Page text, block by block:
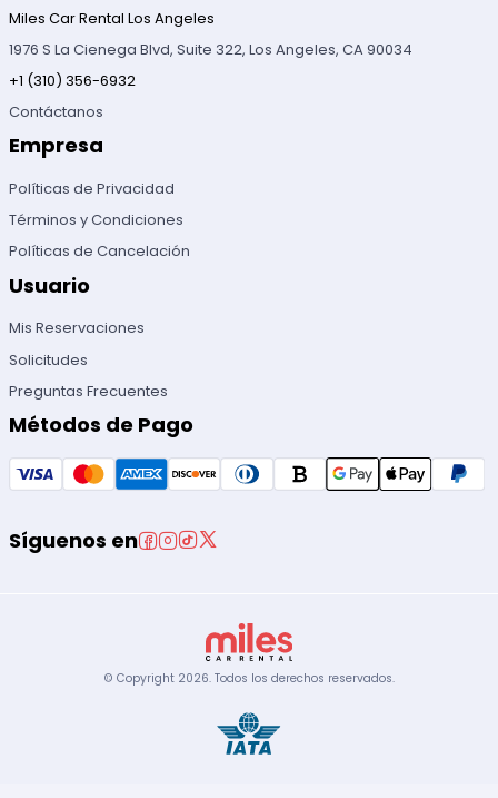
Miles Car Rental Los Angeles
1976 S La Cienega Blvd, Suite 322, Los Angeles, CA 90034
+1 (310) 356-6932
Contáctanos
Empresa
Políticas de Privacidad
Términos y Condiciones
Políticas de Cancelación
Usuario
Mis Reservaciones
Solicitudes
Preguntas Frecuentes
Métodos de Pago
Síguenos en
© Copyright 2026. Todos los derechos reservados.